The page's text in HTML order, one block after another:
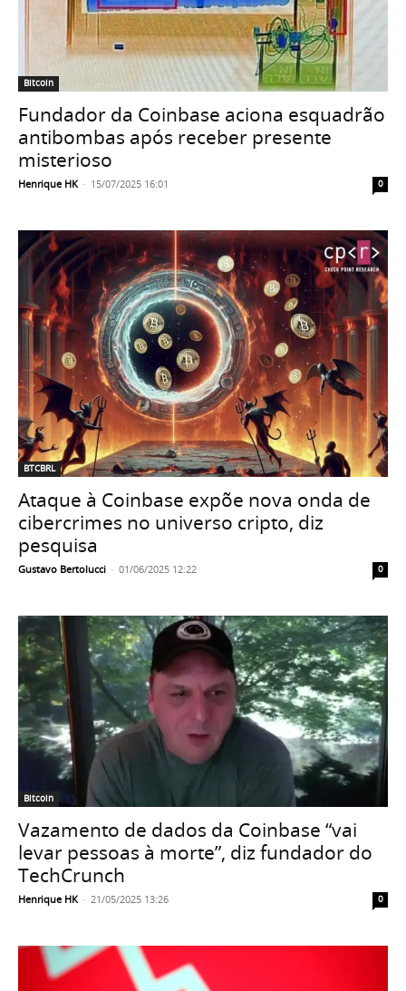
Bitcoin
Fundador da Coinbase aciona esquadrão
antibombas após receber presente
misterioso
Henrique HK - 15/07/2025 16:01 0
BTCBRL
Ataque à Coinbase expõe nova onda de
cibercrimes no universo cripto, diz
pesquisa
Gustavo Bertolucci - 01/06/2025 12:22 0
Bitcoin
Vazamento de dados da Coinbase “vai
levar pessoas à morte”, diz fundador do
TechCrunch
Henrique HK - 21/05/2025 13:26 0